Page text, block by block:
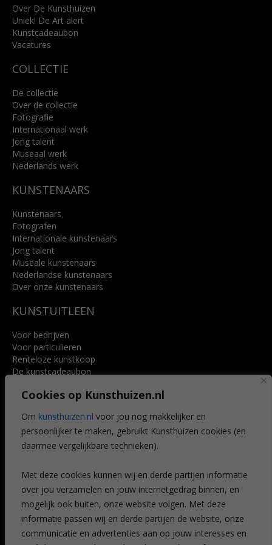
Cookies op Kunsthuizen.nl
Om kunsthuizen.nl voor jou nog makkelijker en
persoonlijker te maken, gebruikt Kunsthuizen cookies (en
daarmee vergelijkbare technieken).
Met deze cookies kunnen wij en derde partijen informatie
over jou verzamelen en jouw internetgedrag binnen, en
mogelijk ook buiten, onze website volgen. Met deze
informatie passen wij en derde partijen de website, onze
communicatie en advertenties aan op jouw interesses en
info@kunsthuisbreda.nl
Lees meer
Over De Kunsthuizen
Uniek! De Art alert
Kunstcadeaubon
Vacatures
COLLECTIE
De collectie
Over de collectie
Fotografie
Internationaal werk
Jong talent
Museaal werk
Nederlands werk
KUNSTENAARS
Kunstenaars
Fotografen
Internationale kunstenaars
Jong talent
Museale kunstenaars
Nederlandse kunstenaars
Over onze kunstenaars
KUNSTUITLEEN
Voor bedrijven
Voor particulieren
Renteloze kunstkoop
De kunstcadeaubon
Voordelen
Veelgestelde vragen
CONTACT
Leiden
Amsterdam
Breda
Favorieten
Mijn art alert